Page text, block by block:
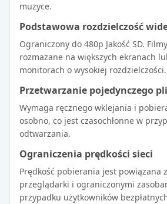
muzyce.
Podstawowa rozdzielczość
Ograniczony do 480p Jakość SD.
rozmazane na większych ekranach
monitorach o wysokiej rozdzielczości.
Przetwarzanie pojedynczego
Wymaga ręcznego wklejania i
osobno, co jest czasochłonne w
odtwarzania.
Ograniczenia prędkości sieci
Prędkość pobierania jest powiązana
przeglądarki i ograniczonymi
przypadku użytkowników